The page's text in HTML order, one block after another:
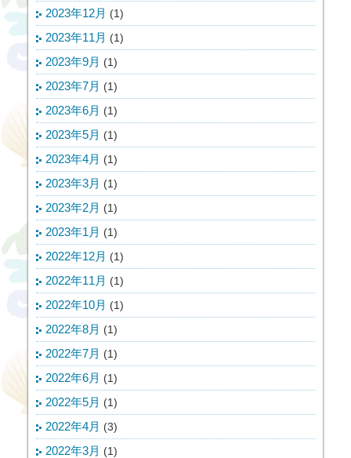
2023年12月 (1)
2023年11月 (1)
2023年9月 (1)
2023年7月 (1)
2023年6月 (1)
2023年5月 (1)
2023年4月 (1)
2023年3月 (1)
2023年2月 (1)
2023年1月 (1)
2022年12月 (1)
2022年11月 (1)
2022年10月 (1)
2022年8月 (1)
2022年7月 (1)
2022年6月 (1)
2022年5月 (1)
2022年4月 (3)
2022年3月 (1)